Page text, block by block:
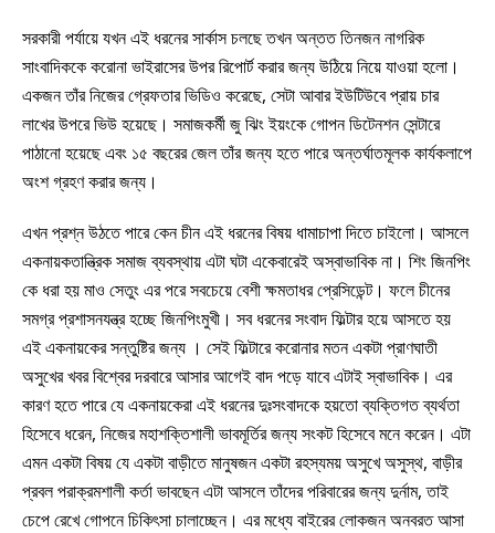
সরকারী পর্যায়ে যখন এই ধরনের সার্কাস চলছে তখন অন্তত তিনজন নাগরিক
সাংবাদিককে করোনা ভাইরাসের উপর রিপোর্ট করার জন্য উঠিয়ে নিয়ে যাওয়া হলো।
একজন তাঁর নিজের গ্রেফতার ভিডিও করেছে, সেটা আবার ইউটিউবে প্রায় চার
লাখের উপরে ভিউ হয়েছে। সমাজকর্মী জু ঝিং ইয়ংকে গোপন ডিটেনশন সেন্টারে
পাঠানো হয়েছে এবং ১৫ বছরের জেল তাঁর জন্য হতে পারে অন্তর্ঘাতমূলক কার্যকলাপে
অংশ গ্রহণ করার জন্য।
এখন প্রশ্ন উঠতে পারে কেন চীন এই ধরনের বিষয় ধামাচাপা দিতে চাইলো। আসলে
একনায়কতান্ত্রিক সমাজ ব্যবস্থায় এটা ঘটা একেবারেই অস্বাভাবিক না। শিং জিনপিং
কে ধরা হয় মাও সেতুং এর পরে সবচেয়ে বেশী ক্ষমতাধর প্রেসিডেন্ট। ফলে চীনের
সমগ্র প্রশাসনযন্ত্র হচ্ছে জিনপিংমুখী। সব ধরনের সংবাদ ফিল্টার হয়ে আসতে হয়
এই একনায়কের সন্তুষ্টির জন্য । সেই ফিল্টারে করোনার মতন একটা প্রাণঘাতী
অসুখের খবর বিশ্বের দরবারে আসার আগেই বাদ পড়ে যাবে এটাই স্বাভাবিক। এর
কারণ হতে পারে যে একনায়কেরা এই ধরনের দুঃসংবাদকে হয়তো ব্যক্তিগত ব্যর্থতা
হিসেবে ধরেন, নিজের মহাশক্তিশালী ভাবমূর্তির জন্য সংকট হিসেবে মনে করেন। এটা
এমন একটা বিষয় যে একটা বাড়ীতে মানুষজন একটা রহস্যময় অসুখে অসুস্থ, বাড়ীর
প্রবল পরাক্রমশালী কর্তা ভাবছেন এটা আসলে তাঁদের পরিবারের জন্য দুর্নাম, তাই
চেপে রেখে গোপনে চিকিৎসা চালাচ্ছেন। এর মধ্যে বাইরের লোকজন অনবরত আসা